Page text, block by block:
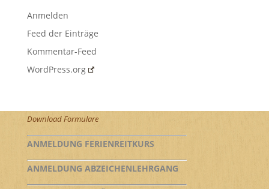
Anmelden
Feed der Einträge
Kommentar-Feed
WordPress.org
Download Formulare
ANMELDUNG FERIENREITKURS
ANMELDUNG ABZEICHENLEHRGANG